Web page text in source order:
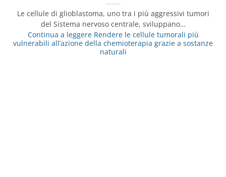
Le cellule di glioblastoma, uno tra i più aggressivi tumori
del Sistema nervoso centrale, sviluppano…
Continua a leggereRendere le cellule tumorali più
vulnerabili all’azione della chemioterapia grazie a sostanze
naturali